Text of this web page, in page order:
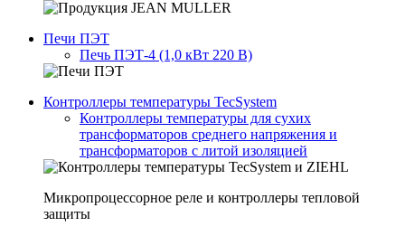
Печи ПЭТ
Печь ПЭТ-4 (1,0 кВт 220 В)
Контроллеры температуры TecSystem
Контроллеры температуры для сухих
трансформаторов среднего напряжения и
трансформаторов с литой изоляцией
Микропроцессорное реле и контроллеры тепловой
защиты